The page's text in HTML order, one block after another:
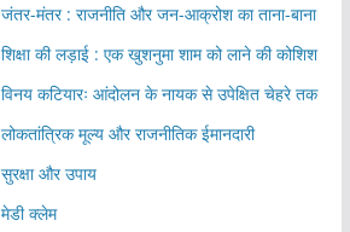
जंतर-मंतर : राजनीति और जन-आक्रोश का ताना-बाना
शिक्षा की लड़ाई : एक खुशनुमा शाम को लाने की कोशिश
विनय कटियारः आंदोलन के नायक से उपेक्षित चेहरे तक
लोकतांत्रिक मूल्य और राजनीतिक ईमानदारी
सुरक्षा और उपाय
मेडी क्लेम